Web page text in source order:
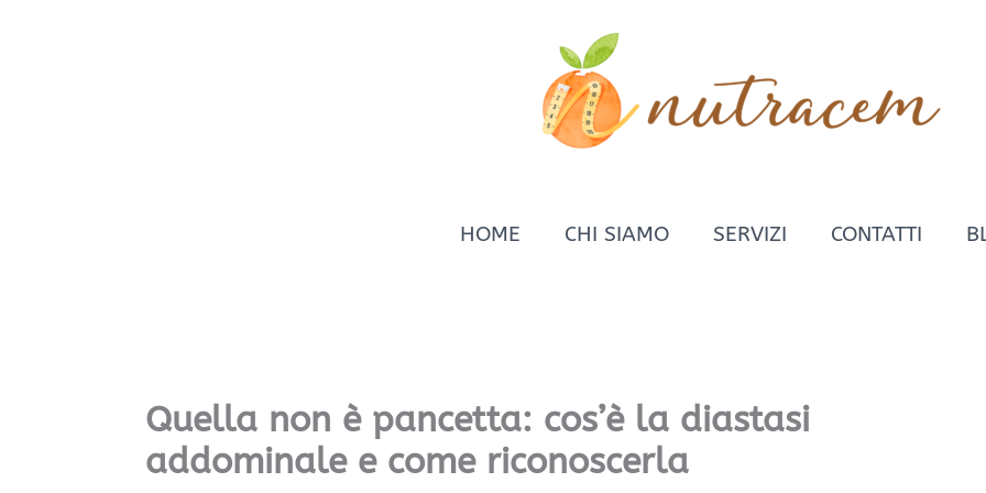
HOME CHI SIAMO SERVIZI CONTATTI
Quella non è pancetta: cos’è la diastasi
addominale e come riconoscerla